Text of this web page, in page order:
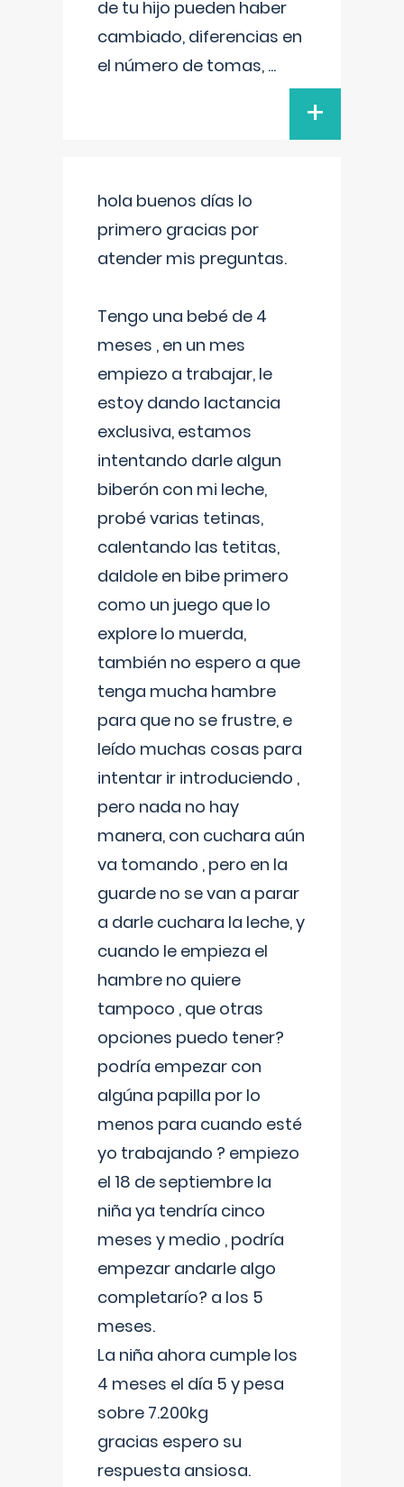
de tu hijo pueden haber
cambiado, diferencias en
el número de tomas, ...
+
hola buenos días lo
primero gracias por
atender mis preguntas.
Tengo una bebé de 4
meses , en un mes
empiezo a trabajar, le
estoy dando lactancia
exclusiva, estamos
intentando darle algun
biberón con mi leche,
probé varias tetinas,
calentando las tetitas,
daldole en bibe primero
como un juego que lo
explore lo muerda,
también no espero a que
tenga mucha hambre
para que no se frustre, e
leído muchas cosas para
intentar ir introduciendo ,
pero nada no hay
manera, con cuchara aún
va tomando , pero en la
guarde no se van a parar
a darle cuchara la leche, y
cuando le empieza el
hambre no quiere
tampoco , que otras
opciones puedo tener?
podría empezar con
algúna papilla por lo
menos para cuando esté
yo trabajando ? empiezo
el 18 de septiembre la
niña ya tendría cinco
meses y medio , podría
empezar andarle algo
completarío? a los 5
meses.
La niña ahora cumple los
4 meses el día 5 y pesa
sobre 7.200kg
gracias espero su
respuesta ansiosa.